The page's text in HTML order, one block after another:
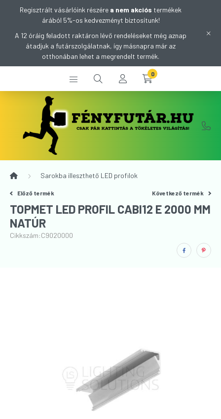
Regisztrált vásárlóink részére a nem akciós termékek
árából 5%-os kedvezményt biztosítunk!
A 12 óráig feladott raktáron lévő rendeléseket még aznap
átadjuk a futárszolgálatnak, így másnapra már az
otthonában lehet a megrendelt termék.
0
Sarokba illeszthető LED profilok
Előző termék Következő termék
TOPMET LED PROFIL CABI12 E 2000 MM
NATÚR
Cikkszám:C9020000